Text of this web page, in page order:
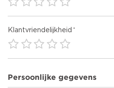
Klantvriendelijkheid
Persoonlijke gegevens